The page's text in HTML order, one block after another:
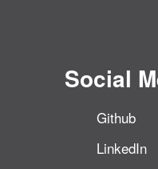
Social
Github
LinkedIn